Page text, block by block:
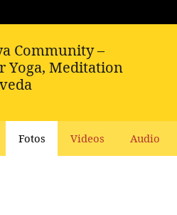
Fotos Videos Audio